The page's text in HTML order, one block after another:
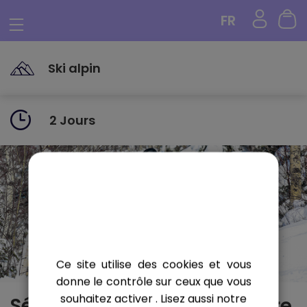
Ce site utilise des cookies et vous
donne le contrôle sur ceux que vous
souhaitez activer. Lisez aussi notre
FR
Ski alpin
2 Jours